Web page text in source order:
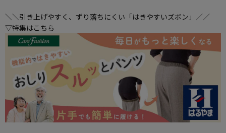
＼＼引き上げやすく、ずり落ちにくい「はきやすいズボン」／／
▽特集はこちら